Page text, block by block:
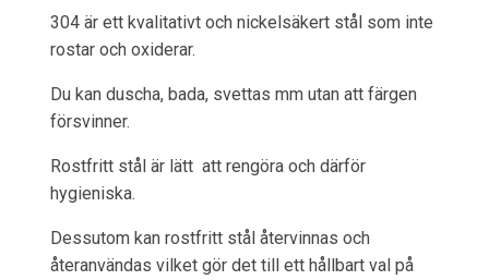
304 är ett kvalitativt och nickelsäkert stål som inte
rostar och oxiderar.
Du kan duscha, bada, svettas mm utan att färgen
försvinner.
Rostfritt stål är lätt att rengöra och därför
hygieniska.
Dessutom kan rostfritt stål återvinnas och
återanvändas vilket gör det till ett hållbart val på